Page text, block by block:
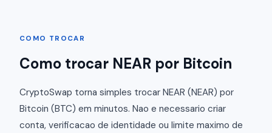
COMO TROCAR
Como trocar NEAR por Bitcoin
CryptoSwap torna simples trocar NEAR (NEAR) por
Bitcoin (BTC) em minutos. Nao e necessario criar
conta, verificacao de identidade ou limite maximo de